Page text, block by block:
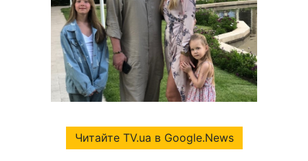
Читайте TV.ua в Google.News